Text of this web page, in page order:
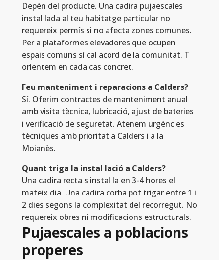
Depèn del producte. Una cadira pujaescales
instal lada al teu habitatge particular no
requereix permís si no afecta zones comunes.
Per a plataformes elevadores que ocupen
espais comuns sí cal acord de la comunitat. T
orientem en cada cas concret.
Feu manteniment i reparacions a Calders?
Sí. Oferim contractes de manteniment anual
amb visita tècnica, lubricació, ajust de bateries
i verificació de seguretat. Atenem urgències
tècniques amb prioritat a Calders i a la
Moianès.
Quant triga la instal lació a Calders?
Una cadira recta s instal la en 3-4 hores el
mateix dia. Una cadira corba pot trigar entre 1 i
2 dies segons la complexitat del recorregut. No
requereix obres ni modificacions estructurals.
Pujaescales a poblacions
properes